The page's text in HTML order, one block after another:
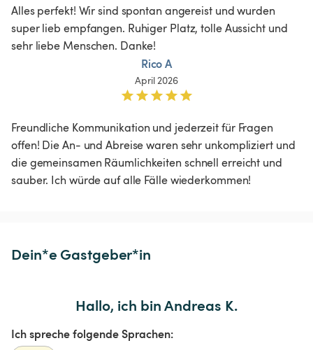
Alles perfekt! Wir sind spontan angereist und wurden
super lieb empfangen. Ruhiger Platz, tolle Aussicht und
sehr liebe Menschen. Danke!
Rico A
April 2026
Freundliche Kommunikation und jederzeit für Fragen
offen! Die An- und Abreise waren sehr unkompliziert und
die gemeinsamen Räumlichkeiten schnell erreicht und
sauber. Ich würde auf alle Fälle wiederkommen!
Dein*e Gastgeber*in
Hallo, ich bin Andreas K.
Ich spreche folgende Sprachen: